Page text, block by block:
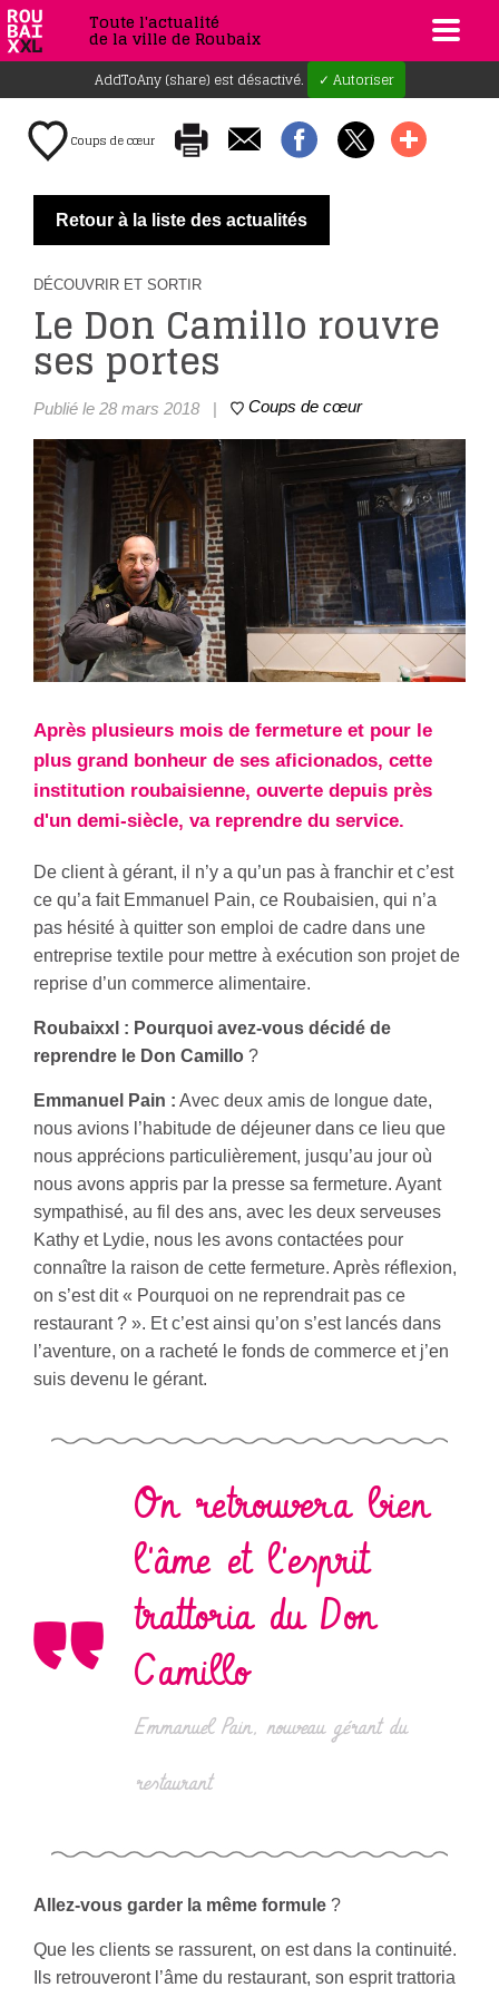
Toute l'actualité
de la ville de Roubaix
AddToAny (share) est désactivé. ✓ Autoriser
Coups de cœur
Retour à la liste des actualités
DÉCOUVRIR ET SORTIR
Le Don Camillo rouvre
ses portes
Publié le 28 mars 2018 | Coups de cœur
Après plusieurs mois de fermeture et pour le
plus grand bonheur de ses aficionados, cette
institution roubaisienne, ouverte depuis près
d'un demi-siècle, va reprendre du service.
De client à gérant, il n’y a qu’un pas à franchir et c’est
ce qu’a fait Emmanuel Pain, ce Roubaisien, qui n’a
pas hésité à quitter son emploi de cadre dans une
entreprise textile pour mettre à exécution son projet de
reprise d’un commerce alimentaire.
Roubaixxl : Pourquoi avez-vous décidé de
reprendre le Don Camillo ?
Emmanuel Pain : Avec deux amis de longue date,
nous avions l’habitude de déjeuner dans ce lieu que
nous apprécions particulièrement, jusqu’au jour où
nous avons appris par la presse sa fermeture. Ayant
sympathisé, au fil des ans, avec les deux serveuses
Kathy et Lydie, nous les avons contactées pour
connaître la raison de cette fermeture. Après réflexion,
on s’est dit « Pourquoi on ne reprendrait pas ce
restaurant ? ». Et c’est ainsi qu’on s’est lancés dans
l’aventure, on a racheté le fonds de commerce et j’en
suis devenu le gérant.
On retrouvera bien
l'âme et l'esprit
trattoria du Don
Camillo
Emmanuel Pain, nouveau gérant du
restaurant
Allez-vous garder la même formule ?
Que les clients se rassurent, on est dans la continuité.
Ils retrouveront l’âme du restaurant, son esprit trattoria